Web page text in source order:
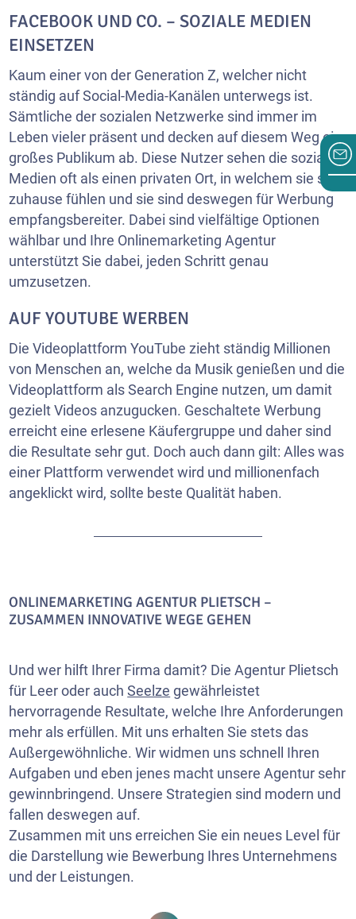
FACEBOOK UND CO. – SOZIALE MEDIEN
EINSETZEN
Kaum einer von der Generation Z, welcher nicht
ständig auf Social-Media-Kanälen unterwegs ist.
Sämtliche der sozialen Netzwerke sind immer im
Leben vieler präsent und decken auf diesem Weg ein
großes Publikum ab. Diese Nutzer sehen die sozialen
Medien oft als einen privaten Ort, in welchem sie sich
zuhause fühlen und sie sind deswegen für Werbung
empfangsbereiter. Dabei sind vielfältige Optionen
wählbar und Ihre Onlinemarketing Agentur
unterstützt Sie dabei, jeden Schritt genau
umzusetzen.
AUF YOUTUBE WERBEN
Die Videoplattform YouTube zieht ständig Millionen
von Menschen an, welche da Musik genießen und die
Videoplattform als Search Engine nutzen, um damit
gezielt Videos anzugucken. Geschaltete Werbung
erreicht eine erlesene Käufergruppe und daher sind
die Resultate sehr gut. Doch auch dann gilt: Alles was
einer Plattform verwendet wird und millionenfach
angeklickt wird, sollte beste Qualität haben.
ONLINEMARKETING AGENTUR PLIETSCH –
ZUSAMMEN INNOVATIVE WEGE GEHEN
Und wer hilft Ihrer Firma damit? Die Agentur Plietsch
für Leer oder auchSeelze gewährleistet
hervorragende Resultate, welche Ihre Anforderungen
mehr als erfüllen. Mit uns erhalten Sie stets das
Außergewöhnliche. Wir widmen uns schnell Ihren
Aufgaben und eben jenes macht unsere Agentur sehr
gewinnbringend. Unsere Strategien sind modern und
fallen deswegen auf.
Zusammen mit uns erreichen Sie ein neues Level für
die Darstellung wie Bewerbung Ihres Unternehmens
und der Leistungen.